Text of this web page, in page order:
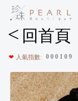
< 回首頁
❤ 人氣指數: 0 0 0 1 0 9